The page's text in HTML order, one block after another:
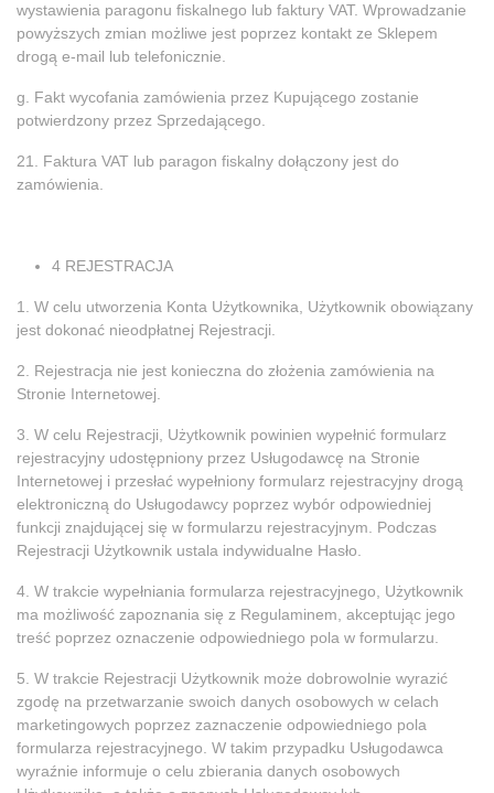
wystawienia paragonu fiskalnego lub faktury VAT. Wprowadzanie
powyższych zmian możliwe jest poprzez kontakt ze Sklepem
drogą e-mail lub telefonicznie.
g. Fakt wycofania zamówienia przez Kupującego zostanie
potwierdzony przez Sprzedającego.
21. Faktura VAT lub paragon fiskalny dołączony jest do
zamówienia.
4 REJESTRACJA
1. W celu utworzenia Konta Użytkownika, Użytkownik obowiązany
jest dokonać nieodpłatnej Rejestracji.
2. Rejestracja nie jest konieczna do złożenia zamówienia na
Stronie Internetowej.
3. W celu Rejestracji, Użytkownik powinien wypełnić formularz
rejestracyjny udostępniony przez Usługodawcę na Stronie
Internetowej i przesłać wypełniony formularz rejestracyjny drogą
elektroniczną do Usługodawcy poprzez wybór odpowiedniej
funkcji znajdującej się w formularzu rejestracyjnym. Podczas
Rejestracji Użytkownik ustala indywidualne Hasło.
4. W trakcie wypełniania formularza rejestracyjnego, Użytkownik
ma możliwość zapoznania się z Regulaminem, akceptując jego
treść poprzez oznaczenie odpowiedniego pola w formularzu.
5. W trakcie Rejestracji Użytkownik może dobrowolnie wyrazić
zgodę na przetwarzanie swoich danych osobowych w celach
marketingowych poprzez zaznaczenie odpowiedniego pola
formularza rejestracyjnego. W takim przypadku Usługodawca
wyraźnie informuje o celu zbierania danych osobowych